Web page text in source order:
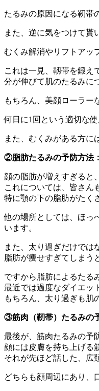
たるみの原因になる靭帯
また、逆に気をつけて貰
むくみ解消やリフトアッ
これは一見、靱帯を鍛え
分が伸びて肌のたるみに
もちろん、美顔ローラー
何日に1回という適切な
また、むくみがある方に
②脂肪たるみの予防方法
顔の脂肪が増えすぎると
これについては、皆さん
特に顎の下の脂肪がたく
他の場所としては、ほっ
います。
また、太り過ぎだけでは
脂肪が痩せすぎてしまう
ですから脂肪によるたる
最近では過度なダイエッ
もちろん、太り過ぎも肌
③筋肉（靭帯）たるみの
最後が、筋肉たるみの予
顔には皮膚を持ち上げる
それが先ほど話した、広
どちらも顔周辺にあり、